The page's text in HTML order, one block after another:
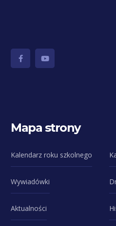
Mapa strony
Kalendarz roku szkolnego
Wywiadówki
Aktualności